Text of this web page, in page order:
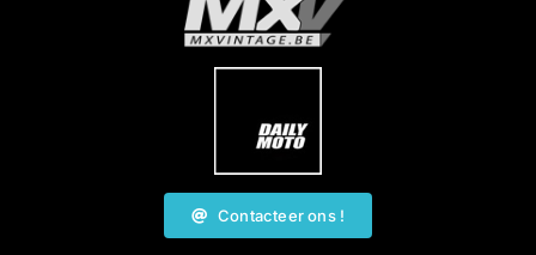
Contacteer ons !